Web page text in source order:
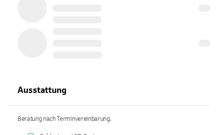
Ausstattung
Beratung nach Terminvereinbarung.